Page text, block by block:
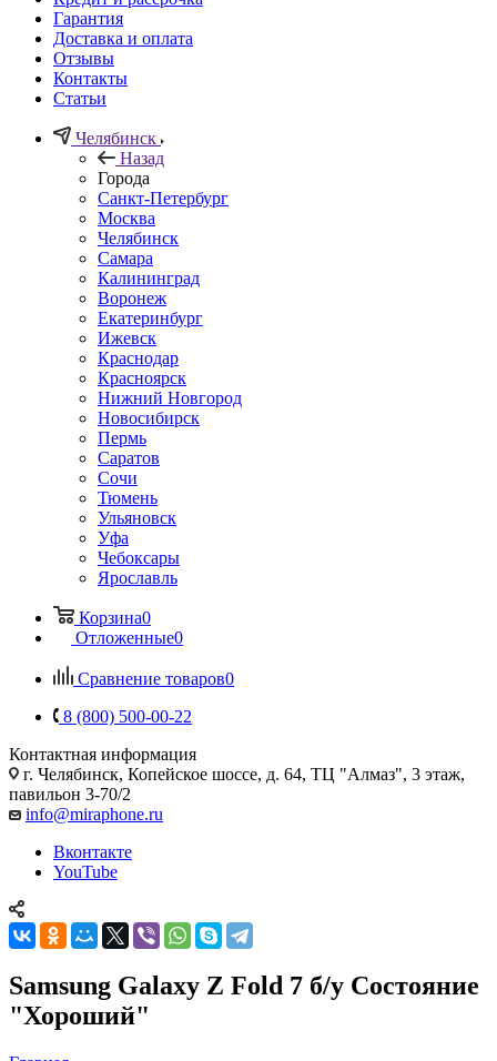
Гарантия
Доставка и оплата
Отзывы
Контакты
Статьи
Челябинск
Назад
Города
Санкт-Петербург
Москва
Челябинск
Самара
Калининград
Воронеж
Екатеринбург
Ижевск
Краснодар
Красноярск
Нижний Новгород
Новосибирск
Пермь
Саратов
Сочи
Тюмень
Ульяновск
Уфа
Чебоксары
Ярославль
Корзина0
Отложенные0
Сравнение товаров0
8 (800) 500-00-22
Контактная информация
г. Челябинск, Копейское шоссе, д. 64, ТЦ "Алмаз", 3 этаж,
павильон 3-70/2
info@miraphone.ru
Вконтакте
YouTube
Samsung Galaxy Z Fold 7 б/у Состояние
"Хороший"